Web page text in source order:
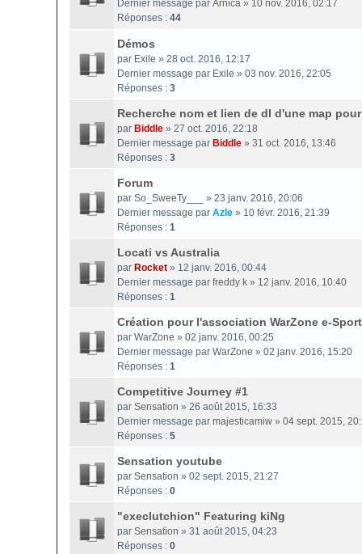
Dernier message par Arnica » 10 nov. 2016, 02:17
Réponses : 44
Démos
par Exile » 28 oct. 2016, 12:17
Dernier message par Exile » 03 nov. 2016, 22:05
Réponses : 3
Recherche nom et lien de dl d'une map
par Biddle » 27 oct. 2016, 22:18
Dernier message par Biddle » 31 oct. 2016, 13:46
Réponses : 3
Forum
par So_SweeTy___
» 23 janv. 2016, 20:06
Dernier message par Azle » 10 févr. 2016, 21:39
Réponses : 1
Locati vs Australia
par Rocket » 12 janv. 2016, 00:44
Dernier message par freddy k » 12 janv. 2016, 10:40
Réponses : 1
Création pour l'association WarZone e-
par WarZone » 02 janv. 2016, 00:25
Dernier message par WarZone » 02 janv. 2016, 15:20
Réponses : 1
Competitive Journey #1
par Sensation » 26 août 2015, 16:33
Dernier message par majesticamiw » 04 sept. 2015,
Réponses : 5
Sensation youtube
par Sensation » 02 sept. 2015, 21:27
Réponses : 0
"execlutchion" Featuring kiNg
par Sensation » 31 août 2015, 04:23
Réponses : 0